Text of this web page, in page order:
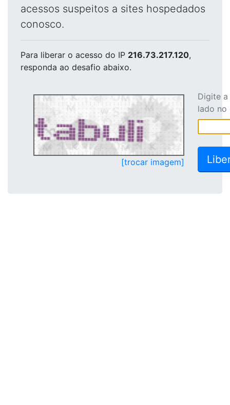
acessos suspeitos a sites hospedados
conosco.
Para liberar o acesso do IP 216.73.217.120,
responda ao desafio abaixo.
[trocar imagem]
Digite
lado no